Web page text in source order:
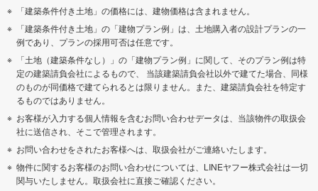
「建築条件付き土地」の価格には、建物価格は含まれません。
「建築条件付き土地」の「建物プラン例」は、土地購入者の設計プランの一
例であり、プランの採用可否は任意です。
「土地（建築条件なし）」の「建物プラン例」に関して、そのプラン例は特
定の建築請負会社によるもので、 当該建築請負会社以外で建てた場合、同様
のものが同価格で建てられるとは限りません。また、建築請負会社を特定す
るものではありません。
お客様が入力する個人情報を含むお問い合わせデータは、当該物件の取扱会
社に送信され、そこで管理されます。
お問い合わせをされたお客様へは、取扱会社がご連絡いたします。
物件に関するお客様のお問い合わせについては、LINEヤフー株式会社は一切
関与いたしません。取扱会社に直接ご確認ください。